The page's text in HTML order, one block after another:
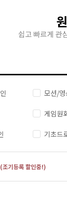
쉽고 빠르게 관
모션/영
게임원
기초드
(조기등록 할인중!)